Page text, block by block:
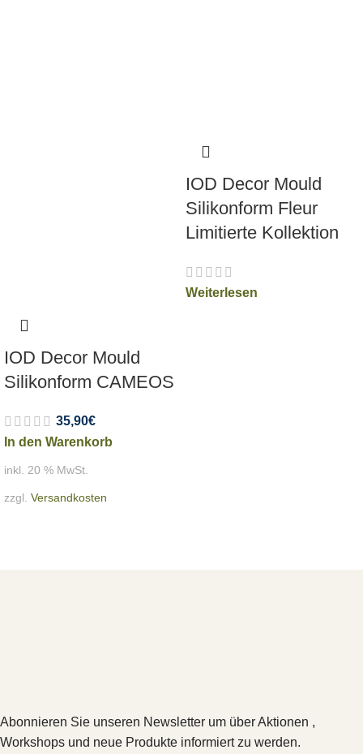
IOD Decor Mould
Silikonform CAMEOS
35,90€
In den Warenkorb
inkl. 20 % MwSt.
zzgl. Versandkosten
IOD Decor Mould
Silikonform Fleur
Limitierte Kollektion
Weiterlesen
Abonnieren Sie unseren Newsletter um über Aktionen ,
Workshops und neue Produkte informiert zu werden.